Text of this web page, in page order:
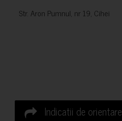
Str. Aron Pumnul, nr 19, Cihei
Indicatii de orientare